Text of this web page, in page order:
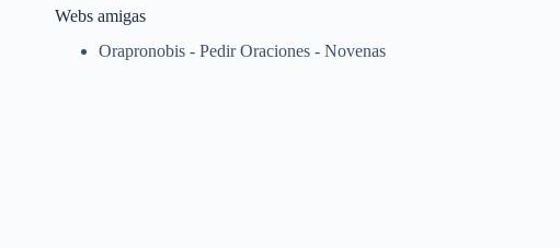
Webs amigas
Orapronobis - Pedir Oraciones - Novenas